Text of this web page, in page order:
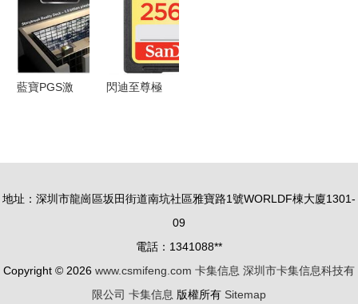
卡集信息與
世界工廠網
以深圳市啟
卡為例
藍寶PGS激
化集預覽
閃迪至尊極
伙伴
地址：深圳市龍崗區坂田街道南坑社區雅寶路1號WORLDF棟大廈1301-
09
電話：1341088**
Copyright © 2026 www.csmifeng.com 卡集信息 深圳市卡集信息科技有
限公司 卡集信息 版權所有 Sitemap